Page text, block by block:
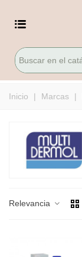
Inicio | Marcas |
Relevancia